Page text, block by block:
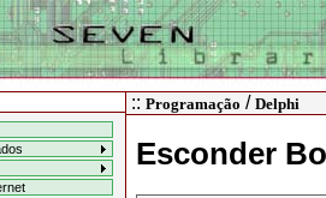
:: Programação / Delphi
Esconder